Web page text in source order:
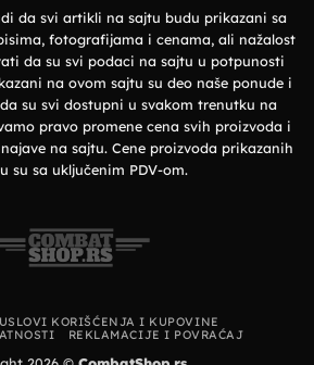
da svi artikli na sajtu budu prikazani sa
fotografijama i cenama, ali nažalost
da su svi podaci na sajtu u potpunosti
na ovom sajtu su deo naše ponude i
su svi dostupni u svakom trenutku na
pravo promene cena svih proizvoda i
na sajtu. Cene proizvoda prikazanih
su sa uključenim PDV-om.
USLOVI KORIŠĆENJA I KUPOVINE
REKLAMACIJE I POVRAĆAJ